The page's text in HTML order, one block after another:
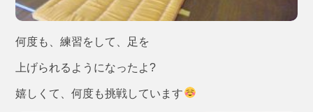
何度も、練習をして、足を
上げられるようになったよ?
嬉しくて、何度も挑戦しています